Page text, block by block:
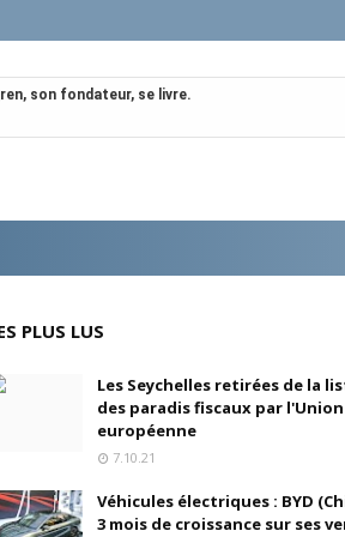
son fondateur, se livre.
sur MultiChoice (Afrique du Sud)
(Universal, Canal+) et de Banijay
PLUS LUS
Les Seychelles retirées de la
des paradis fiscaux par l'Union
européenne
7.10.21
Véhicules électriques : BYD
3 mois de croissance sur ses